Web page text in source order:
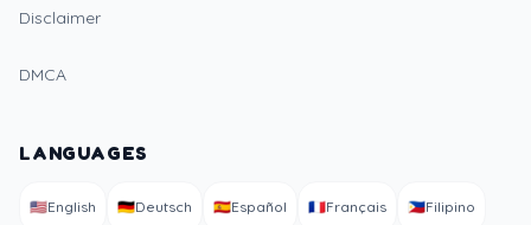
Disclaimer
DMCA
LANGUAGES
🇺🇸English 🇩🇪Deutsch 🇪🇸Español 🇫🇷Français 🇵🇭Filipino